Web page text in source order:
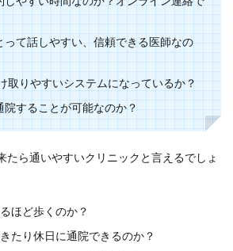
って話しやすい、信頼できる医師なの
取りやすいシステムになっているか？
院することが可能なのか？
たら通いやすいクリニックと言えるでしょ
ほど歩くのか？
たり休日に通院できるのか？